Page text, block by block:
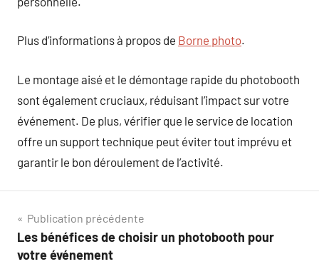
Plus d’informations à propos de Borne photo.
Le montage aisé et le démontage rapide du photobooth
sont également cruciaux, réduisant l’impact sur votre
événement. De plus, vérifier que le service de location
offre un support technique peut éviter tout imprévu et
garantir le bon déroulement de l’activité.
Navigation
de
Publication précédente
Les bénéfices de choisir un photobooth pour
votre événement